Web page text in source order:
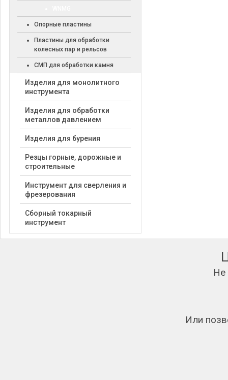
Опорные пластины
Пластины для обработки
колесных пар и рельсов
СМП для обработки камня
Изделия для монолитного
инструмента
Изделия для обработки
металлов давлением
Изделия для бурения
Резцы горные, дорожные и
строительные
Инструмент для сверления и
фрезерования
Сборный токарный
инструмент
Не
Или